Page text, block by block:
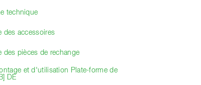
technique
des accessoires
des pièces de rechange
et d'utilisation Plate-forme de
DE